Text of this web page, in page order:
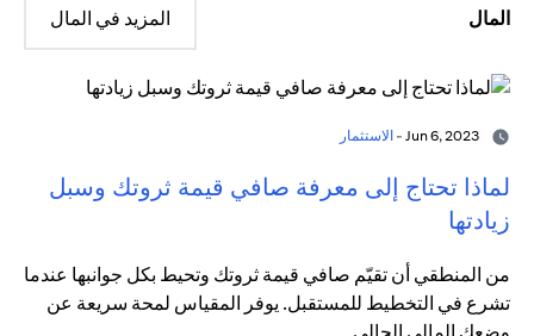
المال المزيد في المال
الاستثمار
لماذا تحتاج إلى معرفة صافي قيمة ثروتك وسبل
زيادتها
من المنطقي أن تقيّم صافي قيمة ثروتك وتحيط بكل جوانبها عندما
تشرع في التخطيط للمستقبل. يوفر المقياس لمحة سريعة عن